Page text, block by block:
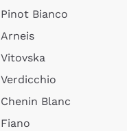
Pinot Bianco
Arneis
Vitovska
Verdicchio
Chenin Blanc
Fiano